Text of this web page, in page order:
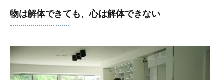
物は解体できても、心は解体できない